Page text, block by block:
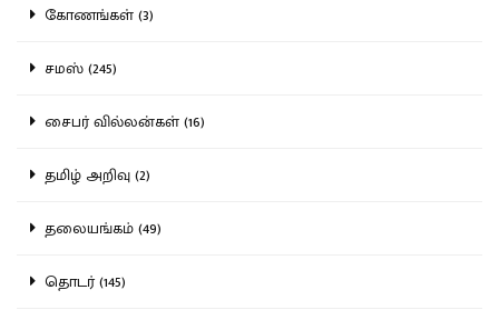
கோணங்கள் (3)
சமஸ் (245)
சைபர் வில்லன்கள் (16)
தமிழ் அறிவு (2)
தலையங்கம் (49)
தொடர் (145)